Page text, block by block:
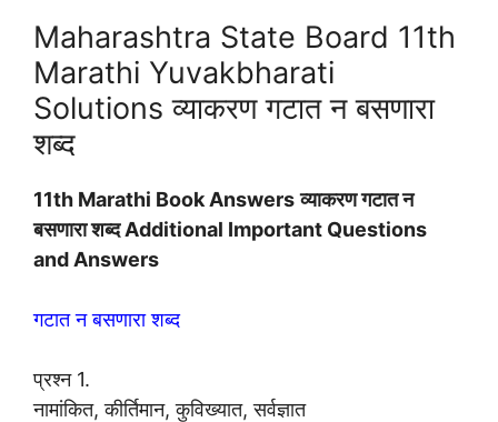
Maharashtra State Board 11th
Marathi Yuvakbharati
Solutions व्याकरण गटात न बसणारा
शब्द
11th Marathi Book Answers व्याकरण गटात न
बसणारा शब्द Additional Important Questions
and Answers
गटात न बसणारा शब्द
प्रश्न 1.
नामांकित, कीर्तिमान, कुविख्यात, सर्वज्ञात